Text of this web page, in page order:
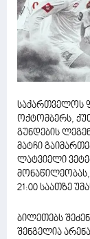
საქართველოს
ოქტომბერს,
გუნდების
მატჩი
ლატვიელი
21:00 საათზე
ბილეთებს
შენგელია